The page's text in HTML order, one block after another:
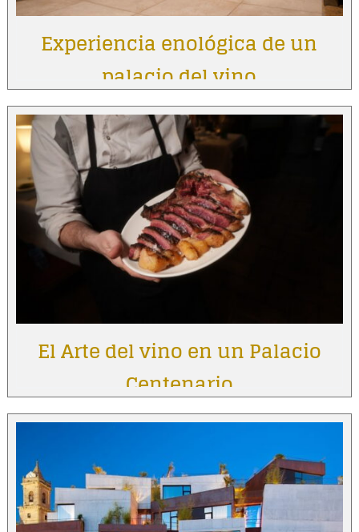
Experiencia enológica de un
palacio del vino
El Arte del vino en un Palacio
Centenario